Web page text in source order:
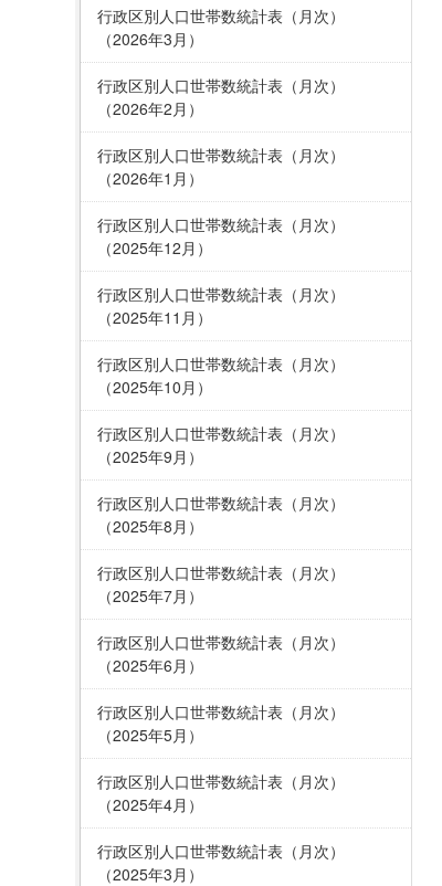
行政区別人口世帯数統計表（月次）
（2026年3月）
行政区別人口世帯数統計表（月次）
（2026年2月）
行政区別人口世帯数統計表（月次）
（2026年1月）
行政区別人口世帯数統計表（月次）
（2025年12月）
行政区別人口世帯数統計表（月次）
（2025年11月）
行政区別人口世帯数統計表（月次）
（2025年10月）
行政区別人口世帯数統計表（月次）
（2025年9月）
行政区別人口世帯数統計表（月次）
（2025年8月）
行政区別人口世帯数統計表（月次）
（2025年7月）
行政区別人口世帯数統計表（月次）
（2025年6月）
行政区別人口世帯数統計表（月次）
（2025年5月）
行政区別人口世帯数統計表（月次）
（2025年4月）
行政区別人口世帯数統計表（月次）
（2025年3月）